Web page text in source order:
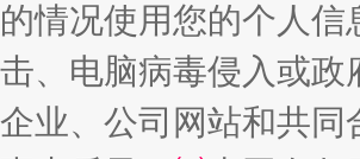
比不上好声名
情况使用您的个人
、电脑病毒侵入或
业、公司网站和共